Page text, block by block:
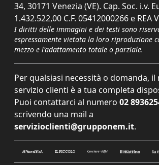
34, 30171 Venezia (VE). Cap. Soc. i.v.
1.432.522,00 C.F. 05412000266 e REA
I diritti delle immagini e dei testi sono
espressamente vietata la loro riproduzione
mezzo e l'adattamento totale o parziale.
Per qualsiasi necessità o domanda, il
servizio clienti è a tua completa
Puoi contattarci al numero 02
scrivendo una mail a
servizioclienti@grupponem.it.